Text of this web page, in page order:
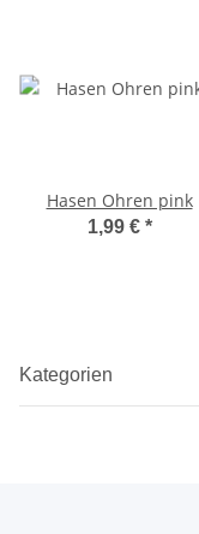
Hasen Ohren pink
1,99 € *
Kategorien